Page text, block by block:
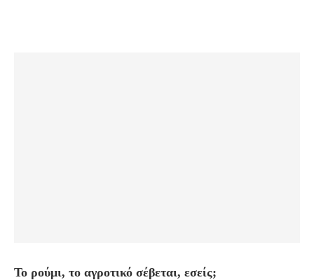
Το ρούμι, το αγροτικό σέβεται, εσείς;